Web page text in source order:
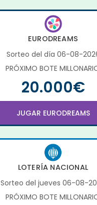
EURODREAMS
Sorteo del día 06-08-
PRÓXIMO BOTE
20.000€
JUGAR EURODREAMS
LOTERÍA NACIONAL
Sorteo del jueves 06-08-
PRÓXIMO BOTE